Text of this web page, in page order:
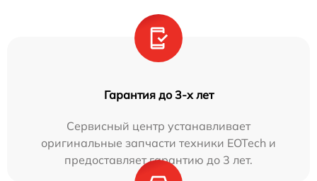
Гарантия до 3-х лет
Сервисный центр устанавливает
оригинальные запчасти техники EOTech и
предоставляет гарантию до 3 лет.